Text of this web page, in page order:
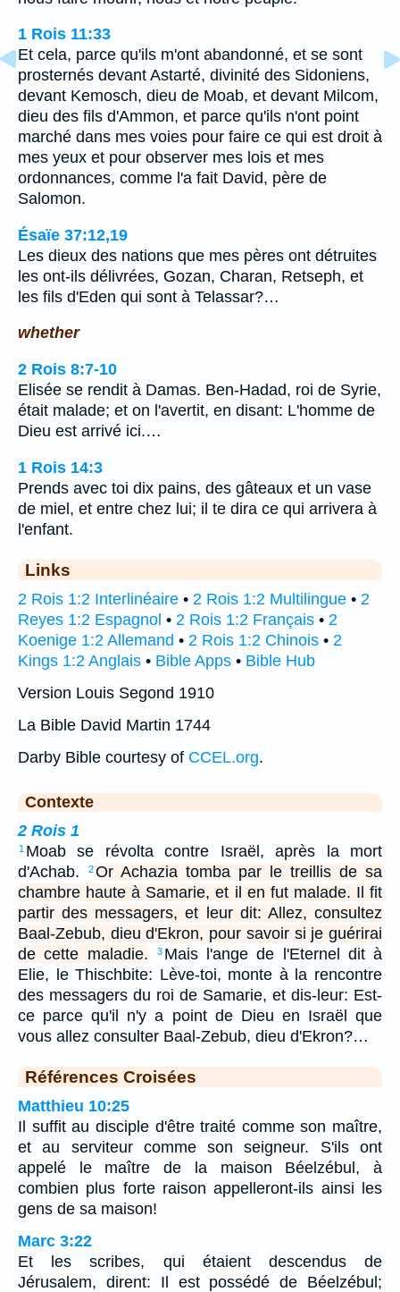
1 Rois 11:33
Et cela, parce qu'ils m'ont abandonné, et se sont
prosternés devant Astarté, divinité des Sidoniens,
devant Kemosch, dieu de Moab, et devant Milcom,
dieu des fils d'Ammon, et parce qu'ils n'ont point
marché dans mes voies pour faire ce qui est droit à
mes yeux et pour observer mes lois et mes
ordonnances, comme l'a fait David, père de
Salomon.
Ésaïe 37:12,19
Les dieux des nations que mes pères ont détruites
les ont-ils délivrées, Gozan, Charan, Retseph, et
les fils d'Eden qui sont à Telassar?…
whether
2 Rois 8:7-10
Elisée se rendit à Damas. Ben-Hadad, roi de Syrie,
était malade; et on l'avertit, en disant: L'homme de
Dieu est arrivé ici.…
1 Rois 14:3
Prends avec toi dix pains, des gâteaux et un vase
de miel, et entre chez lui; il te dira ce qui arrivera à
l'enfant.
Links
2 Rois 1:2 Interlinéaire • 2 Rois 1:2 Multilingue • 2
Reyes 1:2 Espagnol • 2 Rois 1:2 Français • 2
Koenige 1:2 Allemand • 2 Rois 1:2 Chinois • 2
Kings 1:2 Anglais • Bible Apps • Bible Hub
Version Louis Segond 1910
La Bible David Martin 1744
Darby Bible courtesy of CCEL.org.
Contexte
2 Rois 1
1 Moab se révolta contre Israël, après la mort
d'Achab.
2Or Achazia tomba par le treillis de sa
chambre haute à Samarie, et il en fut malade. Il fit
partir des messagers, et leur dit: Allez, consultez
Baal-Zebub, dieu d'Ekron, pour savoir si je guérirai
de cette maladie.
3 Mais l'ange de l'Eternel dit à
Elie, le Thischbite: Lève-toi, monte à la rencontre
des messagers du roi de Samarie, et dis-leur: Est-
ce parce qu'il n'y a point de Dieu en Israël que
vous allez consulter Baal-Zebub, dieu d'Ekron?…
Références Croisées
Matthieu 10:25
Il suffit au disciple d'être traité comme son maître,
et au serviteur comme son seigneur. S'ils ont
appelé le maître de la maison Béelzébul, à
combien plus forte raison appelleront-ils ainsi les
gens de sa maison!
Marc 3:22
Et les scribes, qui étaient descendus de
Jérusalem, dirent: Il est possédé de Béelzébul;